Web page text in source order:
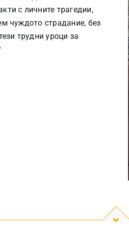
с личните трагедии,
чуждото страдание, без
трудни уроци за